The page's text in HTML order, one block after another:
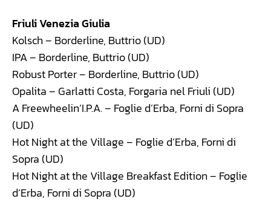
Friuli Venezia Giulia
Kolsch – Borderline, Buttrio (UD)
IPA – Borderline, Buttrio (UD)
Robust Porter – Borderline, Buttrio (UD)
Opalita – Garlatti Costa, Forgaria nel Friuli (UD)
A Freewheelin’I.P.A. – Foglie d’Erba, Forni di Sopra
(UD)
Hot Night at the Village – Foglie d’Erba, Forni di
Sopra (UD)
Hot Night at the Village Breakfast Edition – Foglie
d’Erba, Forni di Sopra (UD)